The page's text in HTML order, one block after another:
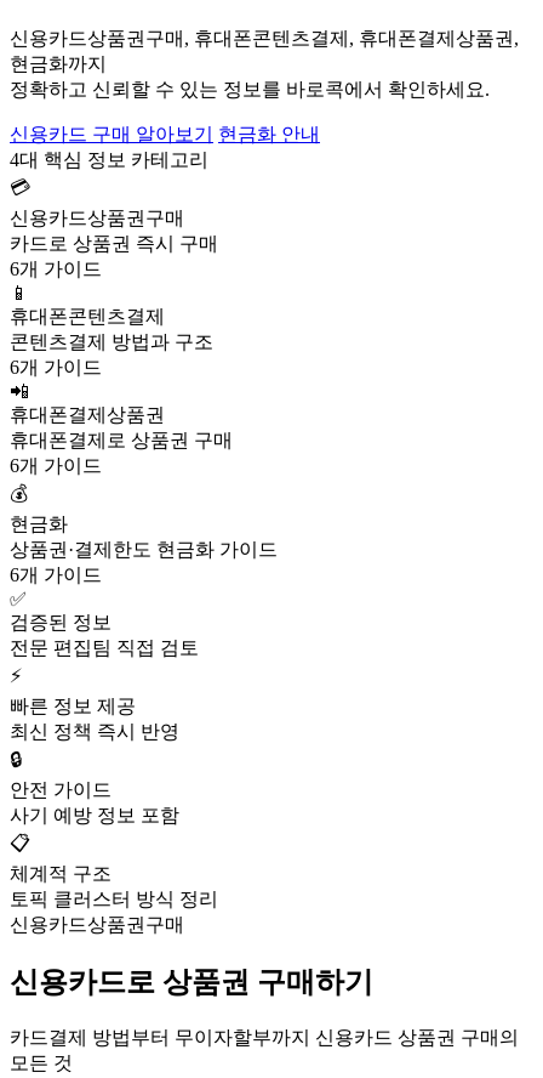
신용카드상품권구매, 휴대폰콘텐츠결제, 휴대폰결제상품권,
현금화까지
정확하고 신뢰할 수 있는 정보를 바로콕에서 확인하세요.
신용카드 구매 알아보기
현금화 안내
4대 핵심 정보 카테고리
💳
신용카드상품권구매
카드로 상품권 즉시 구매
6개 가이드
📱
휴대폰콘텐츠결제
콘텐츠결제 방법과 구조
6개 가이드
📲
휴대폰결제상품권
휴대폰결제로 상품권 구매
6개 가이드
💰
현금화
상품권·결제한도 현금화 가이드
6개 가이드
✅
검증된 정보
전문 편집팀 직접 검토
⚡
빠른 정보 제공
최신 정책 즉시 반영
🔒
안전 가이드
사기 예방 정보 포함
📋
체계적 구조
토픽 클러스터 방식 정리
신용카드상품권구매
신용카드로 상품권 구매하기
카드결제 방법부터 무이자할부까지 신용카드 상품권 구매의
모든 것